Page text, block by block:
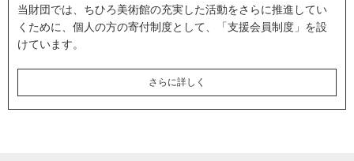
当財団では、ちひろ美術館の充実した活動をさらに推進してい
くために、個人の方の寄付制度として、「支援会員制度」を設
けています。
さらに詳しく